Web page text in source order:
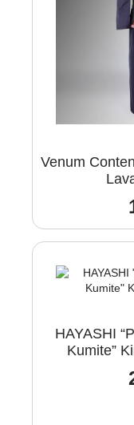
Venum
HAYASHI
Kumite”